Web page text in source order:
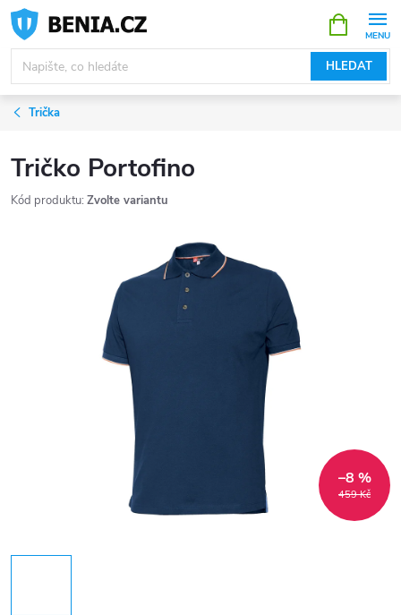
Přejít
obsah
HLEDAT
NÁKUPNÍ
KOŠÍK
Trička
Tričko Portofino
Kód produktu: Zvolte variantu
459 Kč
–8 %